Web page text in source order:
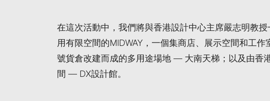
在這次活動中，我們將與香港設計中心主席嚴志明教
用有限空間的MIDWAY，一個集商店、展示空間和工
號貨倉改建而成的多用途場地 — 大南天梯；以及由香
間 — DX設計館。